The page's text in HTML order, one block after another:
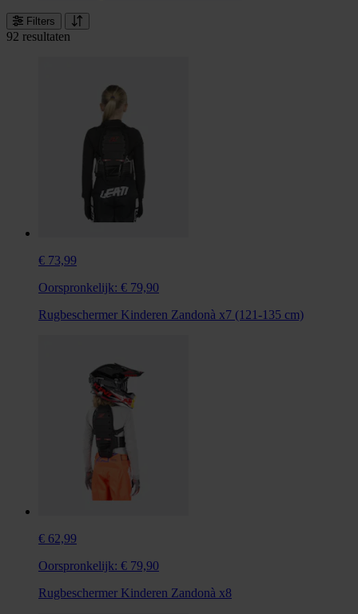
Filters
92 resultaten
€ 73,99
Oorspronkelijk: € 79,90
Rugbeschermer Kinderen Zandonà x7 (121-135 cm)
€ 62,99
Oorspronkelijk: € 79,90
Rugbeschermer Kinderen Zandonà x8